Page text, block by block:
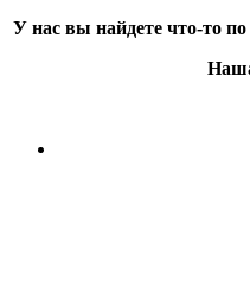
У нас вы найдете что-то